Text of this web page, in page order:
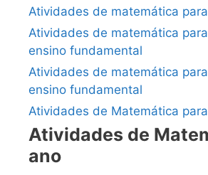
Atividades de matemática
Atividades de matemática
ensino fundamental
Atividades de matemática
ensino fundamental
Atividades de Matemática
Atividades de
ano